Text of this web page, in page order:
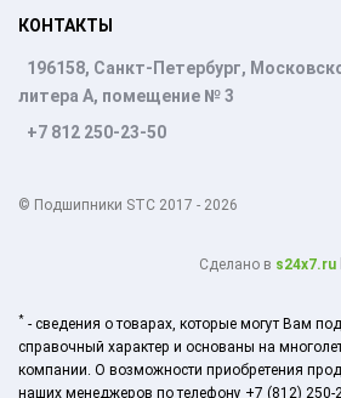
КОНТАКТЫ
196158, Санкт-Петербург,
литера А, помещение № 3
+7 812 250-23-50
© Подшипники STC 2017 - 2026
Cделано в s24x7.ru
* - сведения о товарах, которые могут Вам
справочный характер и основаны на
компании. О возможности приобретения
наших менеджеров по телефону +7 (812) 250-